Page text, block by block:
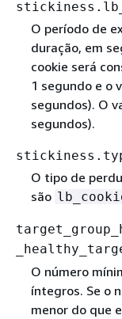
O período de
duração, em
cookie será
1 segundo e o
segundos). O
segundos).
O tipo de
são
O número
íntegros. Se o
menor do que